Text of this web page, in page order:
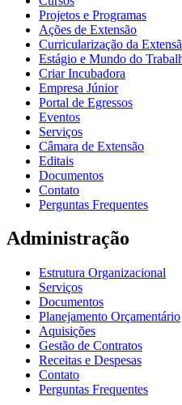
Projetos e Programas
Ações de Extensão
Curricularização da
Estágio e Mundo do
Criar Incubadora
Empresa Júnior
Portal de Egressos
Eventos
Serviços
Câmara de Extensão
Editais
Documentos
Contato
Perguntas Frequentes
Administração
Estrutura Organizacional
Serviços
Documentos
Planejamento Orçamentário
Aquisições
Gestão de Contratos
Receitas e Despesas
Contato
Perguntas Frequentes